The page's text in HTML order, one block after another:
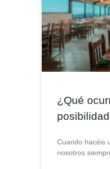
¿Qué
Cuando hacéis
nosotros